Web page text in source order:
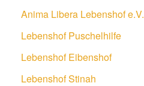
Anima Libera Lebenshof e.V.
Lebenshof Puschelhilfe
Lebenshof Eibenshof
Lebenshof Stinah